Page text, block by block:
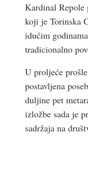
Kardinal Repole
koji je Torinska
idućim
tradicionalno
U proljeće
postavljena
duljine pet
izložbe sada je
sadržaja na